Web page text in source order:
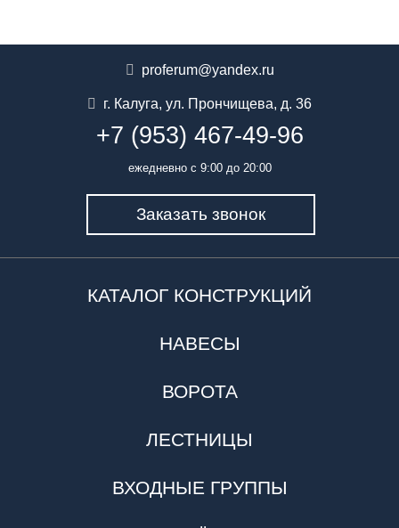
proferum@yandex.ru
г. Калуга, ул. Прончищева, д. 36
+7 (953) 467-49-96
ежедневно с 9:00 до 20:00
Заказать звонок
КАТАЛОГ КОНСТРУКЦИЙ
НАВЕСЫ
ВОРОТА
ЛЕСТНИЦЫ
ВХОДНЫЕ ГРУППЫ